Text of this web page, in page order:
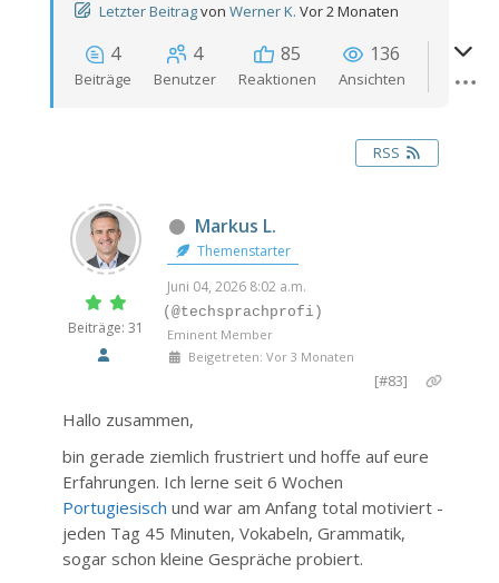
Letzter Beitragvon Werner K. Vor 2 Monaten
4
Beiträge
4
Benutzer
85
Reaktionen
136
Ansichten
RSS
Beiträge: 31
Markus L.
Themenstarter
Juni 04, 2026 8:02 a.m.
(@techsprachprofi)
Eminent Member
Beigetreten: Vor 3 Monaten
[#83]
Hallo zusammen,
bin gerade ziemlich frustriert und hoffe auf eure
Erfahrungen. Ich lerne seit 6 Wochen
Portugiesisch und war am Anfang total motiviert -
jeden Tag 45 Minuten, Vokabeln, Grammatik,
sogar schon kleine Gespräche probiert.